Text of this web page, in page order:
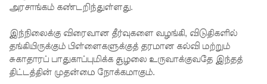
ற
சேவையே
தரமான
அறிவியலி
அரசாங்கம் கண்டறிந்துள்ளது.
இந்நிலைக்கு விரைவான தீர்வுகளை வழங்கி, விடுதிகளில்
தங்கியிருக்கும் பிள்ளைகளுக்குத் தரமான கல்வி மற்றும்
சுகாதாரப் பாதுகாப்புமிக்க சூழலை உருவாக்குவதே இந்தத்
திட்டத்தின் முதன்மை நோக்கமாகும்.